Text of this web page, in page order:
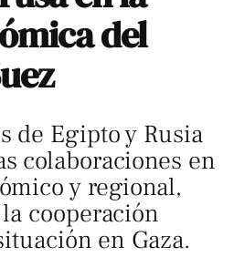
del
de Egipto y Rusia
colaboraciones en
y regional,
cooperación
en Gaza.